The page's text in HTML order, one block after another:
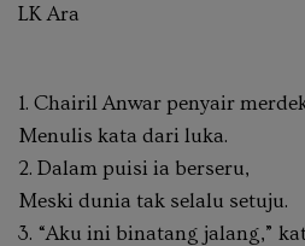
LK Ara
1. Chairil Anwar penyair
Menulis kata dari luka.
2. Dalam puisi ia berseru,
Meski dunia tak selalu setuju.
3. “Aku ini binatang jalang,”